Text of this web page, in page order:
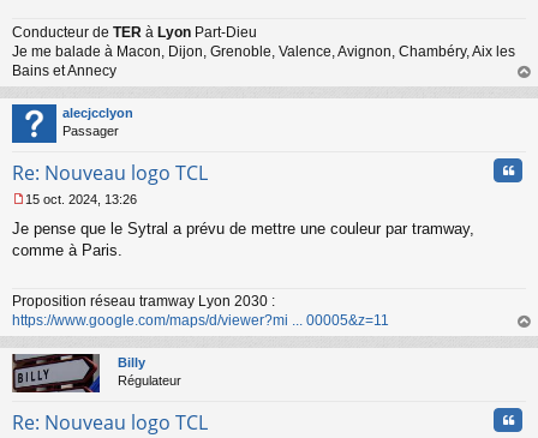
l
u
Conducteur de TER à Lyon Part-Dieu
Je me balade à Macon, Dijon, Grenoble, Valence, Avignon, Chambéry, Aix les
Bains et Annecy
au
alecjcclyon
Passager
Re: Nouveau logo TCL
e
s
g
e
n
o
n
l
15 oct. 2024, 13:26
Je pense que le Sytral a prévu de mettre une couleur par tramway,
comme à Paris.
Proposition réseau tramway Lyon 2030 :
https://www.google.com/maps/d/viewer?mi ... 00005&z=11
au
Billy
Régulateur
Re: Nouveau logo TCL